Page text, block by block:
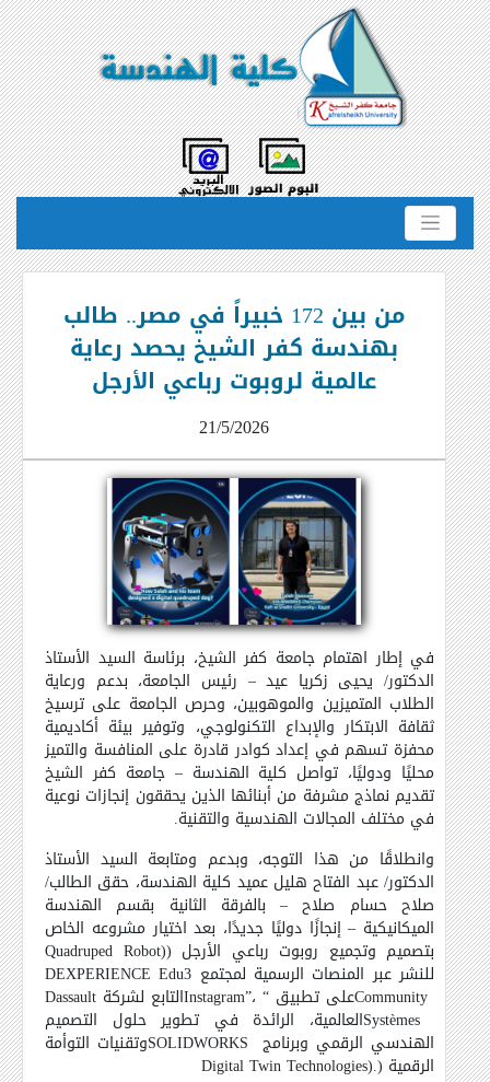
​من بين 172 خبيراً في مصر.. طالب
بهندسة كفر الشيخ يحصد رعاية
عالمية لروبوت رباعي الأرجل
21/5/2026
في إطار اهتمام جامعة كفر الشيخ، برئاسة السيد الأستاذ
الدكتور/ يحيى زكريا عيد – رئيس الجامعة، بدعم ورعاية
الطلاب المتميزين والموهوبين، وحرص الجامعة على ترسيخ
ثقافة الابتكار والإبداع التكنولوجي، وتوفير بيئة أكاديمية
محفزة تسهم في إعداد كوادر قادرة على المنافسة والتميز
محليًا ودوليًا، تواصل كلية الهندسة – جامعة كفر الشيخ
تقديم نماذج مشرفة من أبنائها الذين يحققون إنجازات نوعية
في مختلف المجالات الهندسية والتقنية.
وانطلاقًا من هذا التوجه، وبدعم ومتابعة السيد الأستاذ
الدكتور/ عبد الفتاح هليل عميد كلية الهندسة، حقق الطالب/
صلاح حسام صلاح – بالفرقة الثانية بقسم الهندسة
الميكانيكية – إنجازًا دوليًا جديدًا، بعد اختيار مشروعه الخاص
بتصميم وتجميع روبوت رباعي الأرجل (Quadruped Robot)
للنشر عبر المنصات الرسمية لمجتمع 3 DEXPERIENCE Edu
Communityعلى تطبيق “ Instagram”،التابع لشركة Dassault
Systèmesالعالمية، الرائدة في تطوير حلول التصميم
الهندسي الرقمي وبرنامج SOLIDWORKSوتقنيات التوأمة
الرقمية (Digital Twin Technologies).